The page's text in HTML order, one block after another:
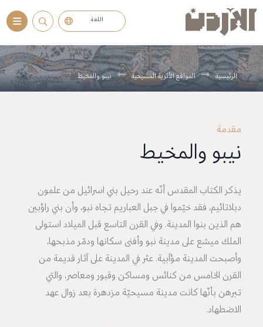
اللغة
الرئيسية المواقع الأثرية المسيحية نيبو والمخيط
مقدمة
نيبو والمخيط
يذكر الكتاب المقدس أنّه عند رحيل بني اسرائيل من علمون
دبلاتائيم، فقد خيّموا في جبل العباريم تجاه نبو، وأن بني راؤبين
هم الذين بنوا المدينة. وفي القرن التاسع قبل الميلاد استولى
الملك ميشع على مدينة نبو وأفنى سكانها ودمّر مذبحها،
وأصبحت المدينة مؤآبية. عثر في المدينة على آثار قديمة من
القرن الخامس من كنائس ومساكن وقبور ومعاصر، والتي
تبرهن بأنّها كانت مدينة مسيحيّة مزدهرة بعد زوال عهد
الاضطهاد.